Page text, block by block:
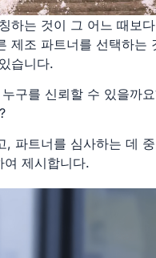
하는 것이 그 어느 때보
제조 파트너를 선택하는
습니다.
구를 신뢰할 수 있을까
파트너를 심사하는 데
제시합니다.